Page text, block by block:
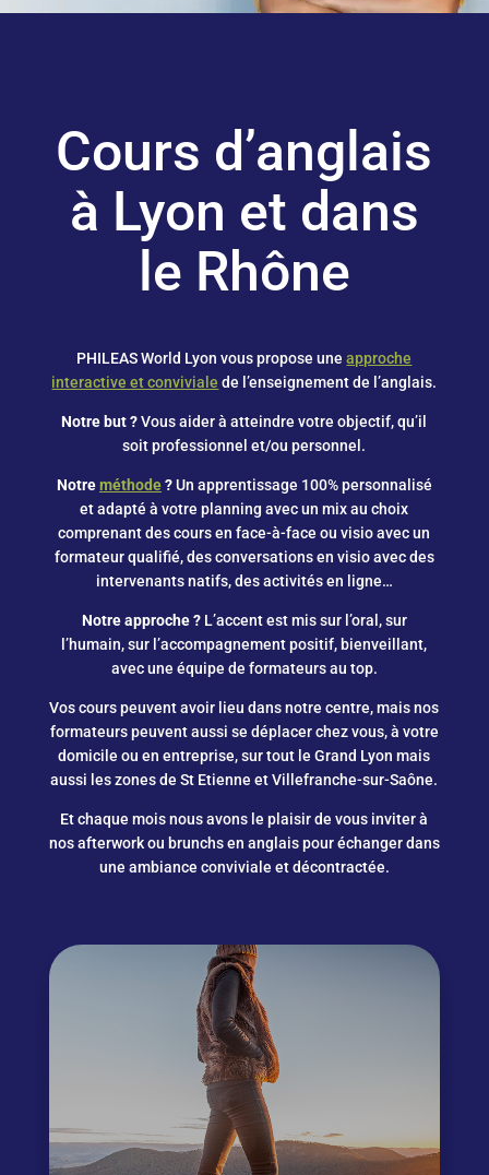
Cours d’anglais
à Lyon et dans
le Rhône
PHILEAS World Lyon vous propose uneapproche
interactive et conviviale de l’enseignement de l’anglais.
Notre but ?Vous aider à atteindre votre objectif, qu’il
soit professionnel et/ou personnel.
Notreméthode?Un apprentissage 100% personnalisé
et adapté à votre planning avec un mix au choix
comprenant des cours en face-à-face ou visio avec un
formateur qualifié, des conversations en visio avec des
intervenants natifs, des activités en ligne…
Notre approche ?L’accent est mis sur l’oral, sur
l’humain, sur l’accompagnement positif, bienveillant,
avec une équipe de formateurs au top.
Vos cours peuvent avoir lieu dans notre centre, mais nos
formateurs peuvent aussi se déplacer chez vous, à votre
domicile ou en entreprise, sur tout le Grand Lyon mais
aussi les zones de St Etienne et Villefranche-sur-Saône.
Et chaque mois nous avons le plaisir de vous inviter à
nos afterwork ou brunchs en anglais pour échanger dans
une ambiance conviviale et décontractée.